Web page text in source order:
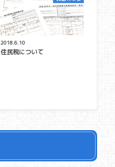
2018.6.10
住民税について